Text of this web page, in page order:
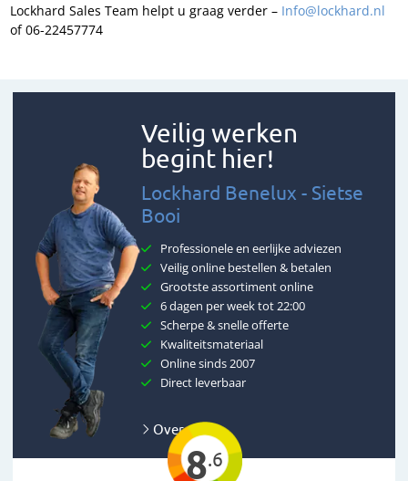
Lockhard Sales Team helpt u graag verder – Info@lockhard.nl
of 06-22457774
Veilig werken
begint hier!
Lockhard Benelux - Sietse
Booi
Professionele en eerlijke adviezen
Veilig online bestellen & betalen
Grootste assortiment online
6 dagen per week tot 22:00
Scherpe & snelle offerte
Kwaliteitsmateriaal
Online sinds 2007
Direct leverbaar
Over ons
8.6